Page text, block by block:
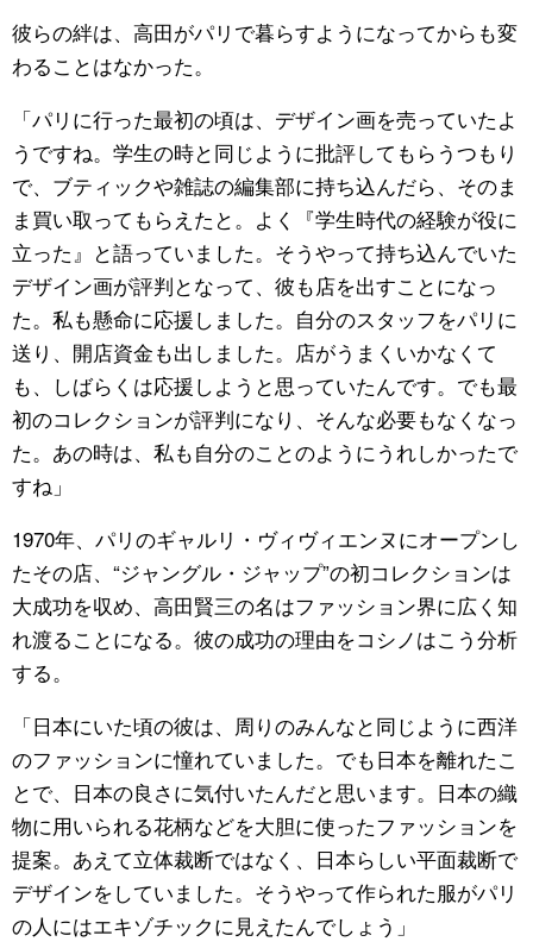
彼らの絆は、高田がパリで暮らすようになってからも変
わることはなかった。
「パリに行った最初の頃は、デザイン画を売っていたよ
うですね。学生の時と同じように批評してもらうつもり
で、ブティックや雑誌の編集部に持ち込んだら、そのま
ま買い取ってもらえたと。よく『学生時代の経験が役に
立った』と語っていました。そうやって持ち込んでいた
デザイン画が評判となって、彼も店を出すことになっ
た。私も懸命に応援しました。自分のスタッフをパリに
送り、開店資金も出しました。店がうまくいかなくて
も、しばらくは応援しようと思っていたんです。でも最
初のコレクションが評判になり、そんな必要もなくなっ
た。あの時は、私も自分のことのようにうれしかったで
すね」
1970年、パリのギャルリ・ヴィヴィエンヌにオープンし
たその店、“ジャングル・ジャップ”の初コレクションは
大成功を収め、高田賢三の名はファッション界に広く知
れ渡ることになる。彼の成功の理由をコシノはこう分析
する。
「日本にいた頃の彼は、周りのみんなと同じように西洋
のファッションに憧れていました。でも日本を離れたこ
とで、日本の良さに気付いたんだと思います。日本の織
物に用いられる花柄などを大胆に使ったファッションを
提案。あえて立体裁断ではなく、日本らしい平面裁断で
デザインをしていました。そうやって作られた服がパリ
の人にはエキゾチックに見えたんでしょう」